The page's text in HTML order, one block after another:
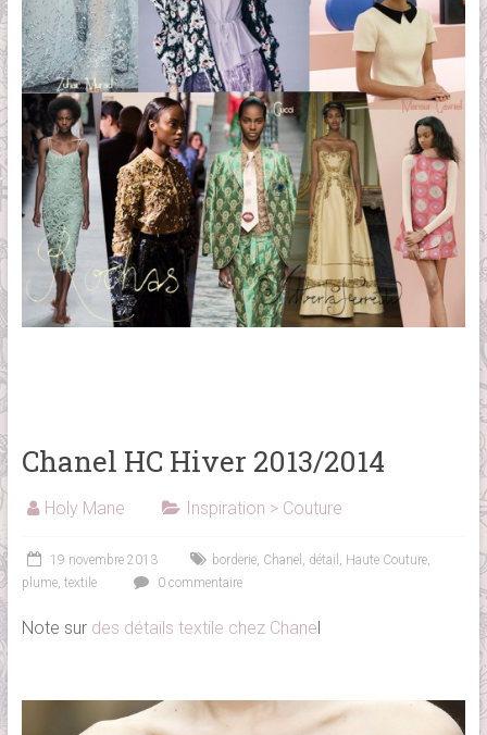
Chanel HC Hiver 2013/2014
Holy Mane Inspiration > Couture
19 novembre 2013 borderie, Chanel détail Haute Couture,
plume, textile 0 commentaire
Note sur des détails textile chez Chanel